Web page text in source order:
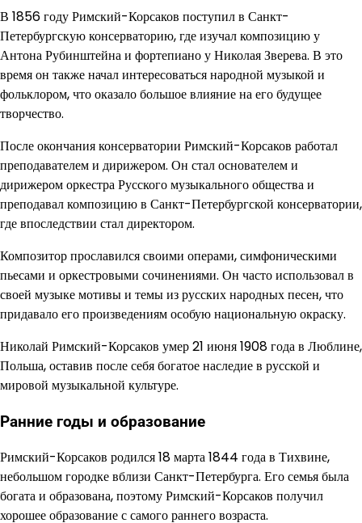
В 1856 году Римский-Корсаков поступил в Санкт-
Петербургскую консерваторию, где изучал композицию у
Антона Рубинштейна и фортепиано у Николая Зверева. В это
время он также начал интересоваться народной музыкой и
фольклором, что оказало большое влияние на его будущее
творчество.
После окончания консерватории Римский-Корсаков работал
преподавателем и дирижером. Он стал основателем и
дирижером оркестра Русского музыкального общества и
преподавал композицию в Санкт-Петербургской консерватории,
где впоследствии стал директором.
Композитор прославился своими операми, симфоническими
пьесами и оркестровыми сочинениями. Он часто использовал в
своей музыке мотивы и темы из русских народных песен, что
придавало его произведениям особую национальную окраску.
Николай Римский-Корсаков умер 21 июня 1908 года в Люблине,
Польша, оставив после себя богатое наследие в русской и
мировой музыкальной культуре.
Ранние годы и образование
Римский-Корсаков родился 18 марта 1844 года в Тихвине,
небольшом городке вблизи Санкт-Петербурга. Его семья была
богата и образована, поэтому Римский-Корсаков получил
хорошее образование с самого раннего возраста.